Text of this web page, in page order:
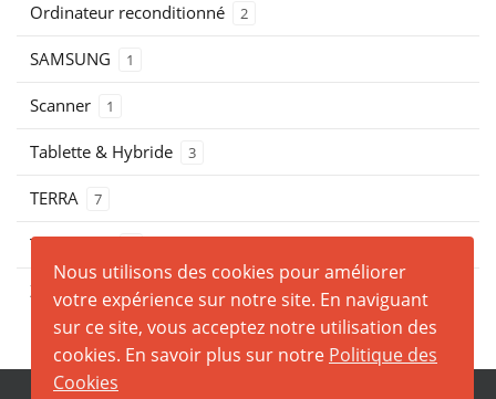
Ordinateur reconditionné 2
SAMSUNG 1
Scanner 1
Tablette & Hybride 3
TERRA 7
THOSHIBA
ZEBRA
Nous utilisons des cookies pour améliorer
votre expérience sur notre site. En naviguant
sur ce site, vous acceptez notre utilisation des
cookies. En savoir plus sur notre Politique des
Cookies